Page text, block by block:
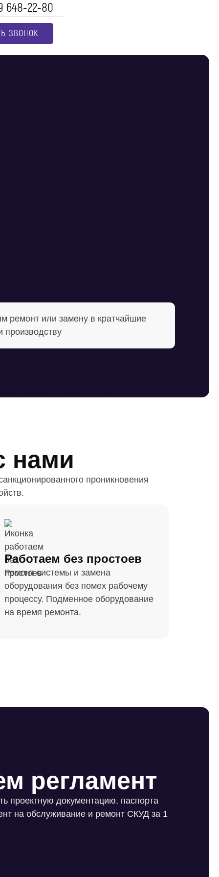
648-22-80
ЗВОНОК
ремонт или замену в кратчайшие
производству
нами
проникновения
Работаем без простоев
Ремонт системы и замена
оборудования без помех рабочему
процессу. Подменное оборудование
на время ремонта.
регламент
проектную документацию, паспорта
на обслуживание и ремонт СКУД за 1